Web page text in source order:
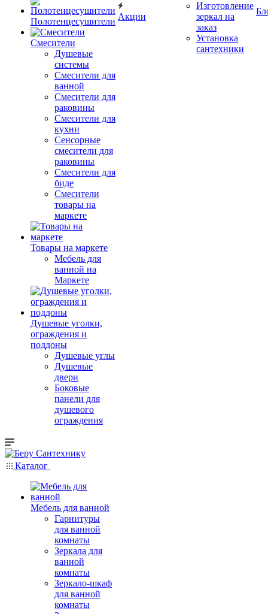
Полотенцесушители
Смесители
Душевые
системы
Смесители для
ванной
Смесители для
раковины
Смесители для
кухни
Сенсорные
смесители для
раковины
Смесители для
биде
Смесители
товары на
маркете
Товары на маркете
Мебель для
ванной на
Маркете
Душевые уголки,
ограждения и
поддоны
Душевые углы
Душевые
двери
Боковые
панели для
душевого
ограждения
Акции
Изготовление
зеркал на
заказ
Установка
сантехники
Каталог
Мебель для ванной
Гарнитуры
для ванной
комнаты
Зеркала для
ванной
комнаты
Зеркало-шкаф
для ванной
комнаты